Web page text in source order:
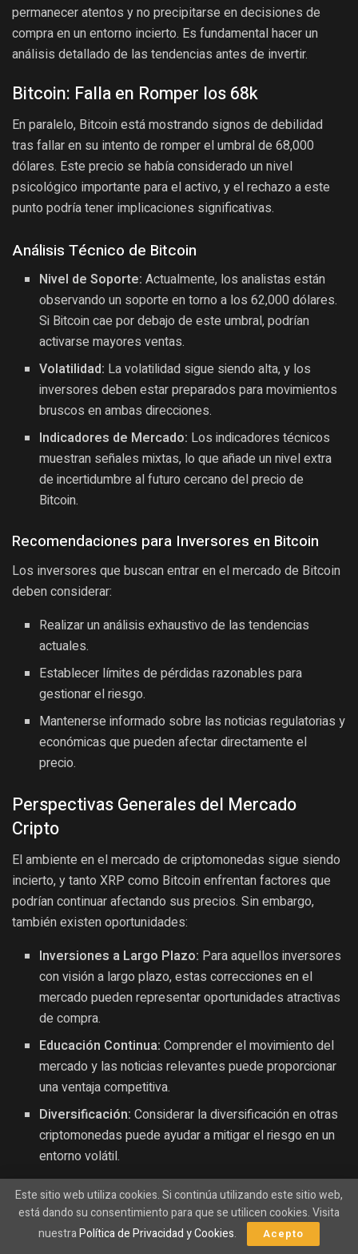
permanecer atentos y no precipitarse en decisiones de
compra en un entorno incierto. Es fundamental hacer un
análisis detallado de las tendencias antes de invertir.
Bitcoin: Falla en Romper los 68k
En paralelo, Bitcoin está mostrando signos de debilidad
tras fallar en su intento de romper el umbral de 68,000
dólares. Este precio se había considerado un nivel
psicológico importante para el activo, y el rechazo a este
punto podría tener implicaciones significativas.
Análisis Técnico de Bitcoin
Nivel de Soporte: Actualmente, los analistas están
observando un soporte en torno a los 62,000 dólares.
Si Bitcoin cae por debajo de este umbral, podrían
activarse mayores ventas.
Volatilidad: La volatilidad sigue siendo alta, y los
inversores deben estar preparados para movimientos
bruscos en ambas direcciones.
Indicadores de Mercado: Los indicadores técnicos
muestran señales mixtas, lo que añade un nivel extra
de incertidumbre al futuro cercano del precio de
Bitcoin.
Recomendaciones para Inversores en Bitcoin
Los inversores que buscan entrar en el mercado de Bitcoin
deben considerar:
Realizar un análisis exhaustivo de las tendencias
actuales.
Establecer límites de pérdidas razonables para
gestionar el riesgo.
Mantenerse informado sobre las noticias regulatorias y
económicas que pueden afectar directamente el
precio.
Perspectivas Generales del Mercado
Cripto
El ambiente en el mercado de criptomonedas sigue siendo
incierto, y tanto XRP como Bitcoin enfrentan factores que
podrían continuar afectando sus precios. Sin embargo,
también existen oportunidades:
Inversiones a Largo Plazo: Para aquellos inversores
con visión a largo plazo, estas correcciones en el
mercado pueden representar oportunidades atractivas
de compra.
Educación Continua: Comprender el movimiento del
mercado y las noticias relevantes puede proporcionar
una ventaja competitiva.
Diversificación: Considerar la diversificación en otras
criptomonedas puede ayudar a mitigar el riesgo en un
entorno volátil.
Conclusión: Abrirse a Nuevas Oportunidades
El mercado de criptomonedas sigue siendo un espacio
lleno de dinamismo y oportunidades. A pesar de las caídas
Este sitio web utiliza cookies. Si continúa utilizando este sitio web,
está dando su consentimiento para que se utilicen cookies. Visita
nuestraPolítica de Privacidad y Cookies. Acepto